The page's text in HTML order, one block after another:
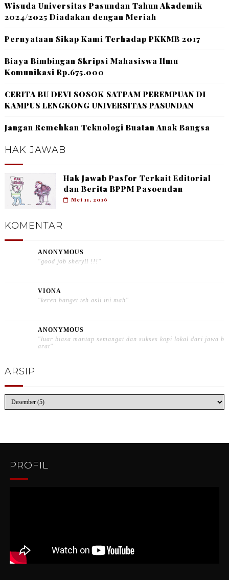
Wisuda Universitas Pasundan Tahun Akademik
2024/2025 Diadakan dengan Meriah
Pernyataan Sikap Kami Terhadap PKKMB 2017
Biaya Bimbingan Skripsi Mahasiswa Ilmu
Komunikasi Rp.675.000
CERITA BU DEVI SOSOK SATPAM PEREMPUAN DI
KAMPUS LENGKONG UNIVERSITAS PASUNDAN
Jangan Remehkan Teknologi Buatan Anak Bangsa
HAK JAWAB
Hak Jawab Pasfor Terkait Editorial
dan Berita BPPM Pasoendan
Mei 11, 2016
KOMENTAR
ANONYMOUS
"good job sheryll !!!"
VIONA
"keren banget teh asli ini mah"
ANONYMOUS
"luar biasa mantap semangat dan sukses kopi lokal dari jawa b
arat"
ARSIP
PROFIL